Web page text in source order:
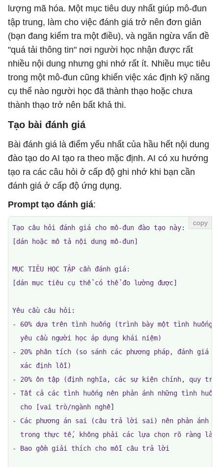
lượng mã hóa. Một mục tiêu duy nhất giúp mô-đun
tập trung, làm cho việc đánh giá trở nên đơn giản
(bạn đang kiểm tra một điều), và ngăn ngừa vấn đề
"quá tải thông tin" nơi người học nhận được rất
nhiều nội dung nhưng ghi nhớ rất ít. Nhiều mục tiêu
trong một mô-đun cũng khiến việc xác định kỹ năng
cụ thể nào người học đã thành thạo hoặc chưa
thành thạo trở nên bất khả thi.
Tạo bài đánh giá
Bài đánh giá là điểm yếu nhất của hầu hết nội dung
đào tạo do AI tạo ra theo mặc định. AI có xu hướng
tạo ra các câu hỏi ở cấp độ ghi nhớ khi bạn cần
đánh giá ở cấp độ ứng dụng.
Prompt tạo đánh giá:
Tạo câu hỏi đánh giá cho mô-đun đào tạo này:
[dán hoặc mô tả nội dung mô-đun]
MỤC TIÊU HỌC TẬP cần đánh giá:
[dán mục tiêu cụ thể có thể đo lường được]
Yêu cầu câu hỏi:
- 60% dựa trên tình huống (trình bày một tình huống
  yêu cầu người học áp dụng khái niệm)
- 20% phân tích (so sánh các phương pháp, đánh giá
  xác định lỗi)
- 20% ôn tập (định nghĩa, các sự kiện chính, quy
- Tất cả các tình huống nên phản ánh những tình
  cho [vai trò/ngành nghề]
- Các phương án sai (câu trả lời sai) nên phản ánh
trong thực tế, không phải các lựa chọn rõ ràng là
- Bao gồm giải thích cho mỗi câu trả lời